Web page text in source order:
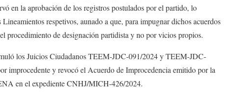
en la aprobación de los registros postulados por el partido, lo
respetivos, aunado a que, para impugnar dichos acuerdos
procedimiento de designación partidista y no por vicios propios.
los Juicios Ciudadanos TEEM-JDC-091/2024 y TEEM-JDC-
improcedente y revocó el Acuerdo de Improcedencia emitido por la
en el expediente CNHJ/MICH-426/2024.